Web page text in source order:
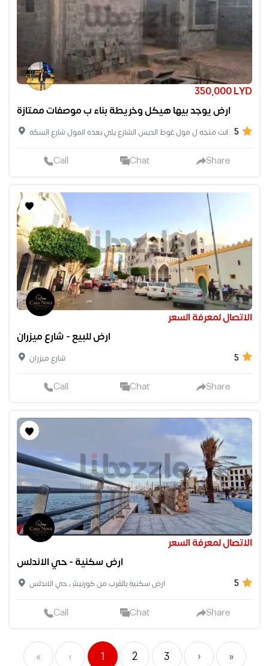
350,000 LYD
ارض يوجد بيها هيكل وخريطة بناء ب موصفات ممتازة
بعد اربعة شوارع الجلديه وانت متجه ل مول غوط الديس الشارع يلي بعده المول شارع السكه5
Call Chat Share
الاتصال لمعرفة السعر
ارض للبيع - شارع ميزران
شارع ميزران 5
Call Chat Share
الاتصال لمعرفة السعر
ارض سكنية - حي الاندلس
ارض سكنية بالقرب من كورنيش حي الاندلس 5
Call Chat Share
« ‹ 1 2 3 › »